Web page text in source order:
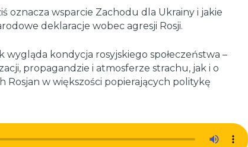
oznacza wsparcie Zachodu dla Ukrainy i jakie
deklaracje wobec agresji Rosji.
wygląda kondycja rosyjskiego społeczeństwa –
propagandzie i atmosferze strachu, jak i o
Rosjan w większości popierających politykę